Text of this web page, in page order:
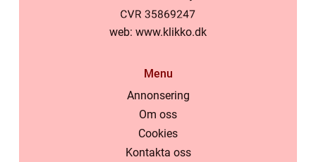
web: www.klikko.dk
Menu
Annonsering
Om oss
Cookies
Kontakta oss